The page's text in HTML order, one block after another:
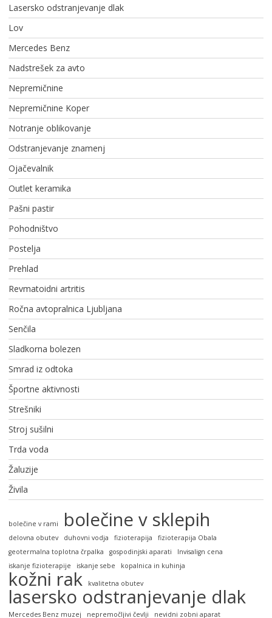
Lasersko odstranjevanje dlak
Lov
Mercedes Benz
Nadstrešek za avto
Nepremičnine
Nepremičnine Koper
Notranje oblikovanje
Odstranjevanje znamenj
Ojačevalnik
Outlet keramika
Pašni pastir
Pohodništvo
Postelja
Prehlad
Revmatoidni artritis
Ročna avtopralnica Ljubljana
Senčila
Sladkorna bolezen
Smrad iz odtoka
Športne aktivnosti
Strešniki
Stroj sušilni
Trda voda
Žaluzije
Živila
bolečine v rami bolečine v sklepih
delovna obutev duhovni vodja fizioterapija
fizioterapija Obala
geotermalna toplotna črpalka
gospodinjski aparati
Invisalign cena
iskanje fizioterapije
iskanje sebe kopalnica in kuhinja
kožni rak kvalitetna obutev
lasersko odstranjevanje dlak
Mercedes Benz muzej nepremočljivi čevlji nevidni zobni aparat